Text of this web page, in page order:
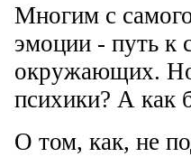
Многим с
эмоции - путь к
окружающих. Но
психики? А как
О том, как, не